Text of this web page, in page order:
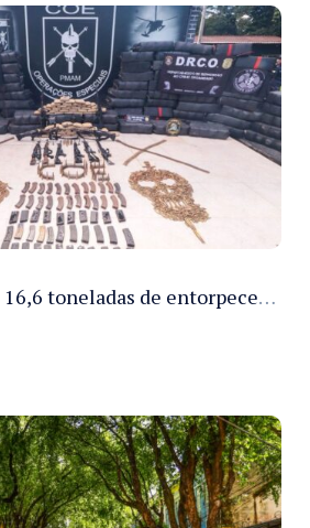
PMAM apreende 16,6 toneladas de entorpecentes e registra aumento nas prisões em flagrante e nas capturas de foragidos no primeiro semestre de 2026